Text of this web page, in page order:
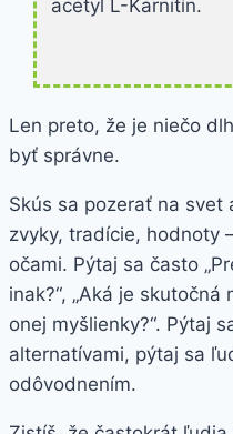
acetyl L-Karnitín.
Len preto, že je niečo
byť správne.
Skús sa pozerať na svet
zvyky, tradície, hodnoty
očami. Pýtaj sa často
inak?“, „Aká je
onej myšlienky?“. Pýtaj
alternatívami, pýtaj sa
odôvodnením.